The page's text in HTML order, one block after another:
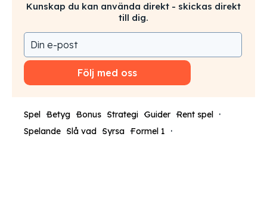
Kunskap du kan använda direkt - skickas direkt
till dig.
Följ med oss
Spel Betyg Bonus Strategi Guider Rent spel
Spelande Slå vad Syrsa Formel 1